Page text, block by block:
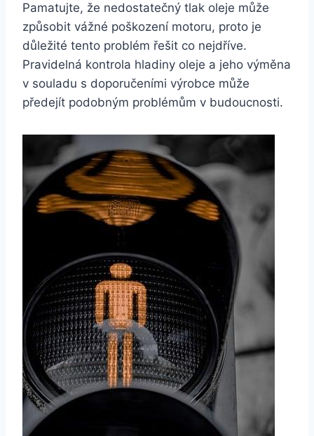
Pamatujte, že nedostatečný tlak oleje může
způsobit vážné poškození motoru, proto je
důležité tento problém řešit co nejdříve.
Pravidelná kontrola hladiny oleje a jeho výměna
v souladu s doporučeními výrobce může
předejít podobným problémům v budoucnosti.